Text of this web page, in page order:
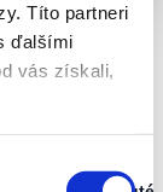
Títo partneri
ďalšími
vás získali,